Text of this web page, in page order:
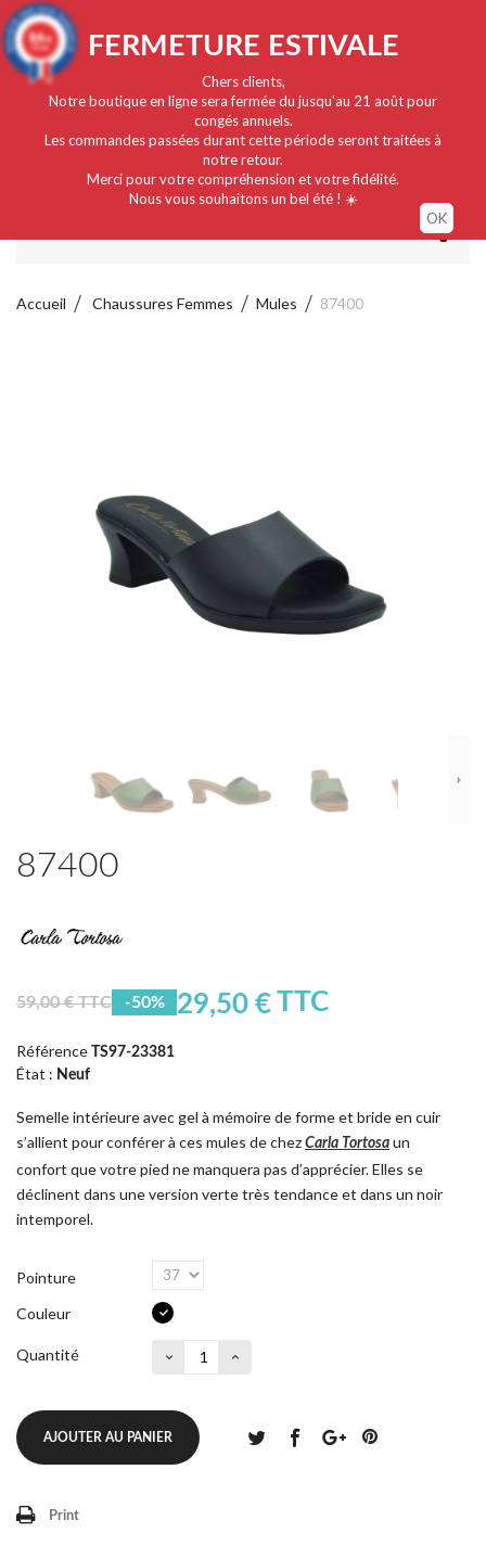
Français
FERMETURE ESTIVALE
Chers clients,
Notre boutique en ligne sera fermée du jusqu'au 21 août pour
congés annuels.
Les commandes passées durant cette période seront traitées à
notre retour.
Merci pour votre compréhension et votre fidélité.
Nous vous souhaitons un bel été ! ☀️
OK
Accueil Chaussures Femmes Mules 87400
87400
59,00 € TTC -50% 29,50 €TTC
Référence TS97-23381
État : Neuf
Semelle intérieure avec gel à mémoire de forme et bride en cuir
s’allient pour conférer à ces mules de chez Carla Tortosa un
confort que votre pied ne manquera pas d’apprécier. Elles se
déclinent dans une version verte très tendance et dans un noir
intemporel.
Pointure
Couleur
Quantité
AJOUTER AU PANIER
Print
9.4/10